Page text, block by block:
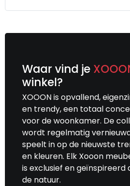
Waar vind je
winkel?
XOOON is opvallend,
en trendy, een totaal
voor de woonkamer. De
wordt regelmatig
speelt in op de nieuwste
en kleuren. Elk Xooon
is exclusief en geïnspireerd
de natuur.